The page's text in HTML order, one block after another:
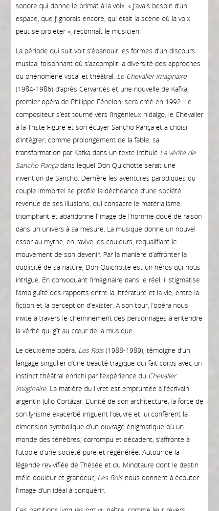
sonore qui donne le primat à la voix. « J’avais besoin d’un
espace, que j’ignorais encore, qui était la scène où la voix
peut se projeter », reconnaît le musicien.
La période qui suit voit s’épanouir les formes d’un discours
musical foisonnant où s’accomplit la diversité des approches
du phénomène vocal et théâtral. Le Chevalier imaginaire
(1984-1986) d’après Cervantès et une nouvelle de Kafka,
premier opéra de Philippe Fénelon, sera créé en 1992. Le
compositeur s’est tourné vers l’ingénieux hidalgo, le Chevalier
à la Triste Figure et son écuyer Sancho Pança et a choisi
d’intégrer, comme prolongement de la fable, sa
transformation par Kafka dans un texte intitulé La vérité de
Sancho Pançadans lequel Don Quichotte serait une
invention de Sancho. Derrière les aventures parodiques du
couple immortel se profile la déchéance d’une société
revenue de ses illusions, qui consacre le matérialisme
triomphant et abandonne l’image de l’homme doué de raison
dans un univers à sa mesure. La musique donne un nouvel
essor au mythe, en ravive les couleurs, requalifiant le
mouvement de son devenir. Par la manière d’affronter la
duplicité de sa nature, Don Quichotte est un héros qui nous
intrigue. En convoquant l’imaginaire dans le réel, il stigmatise
l’ambiguïté des rapports entre la littérature et la vie, entre la
fiction et la perception d’exister. A son tour, l’opéra nous
invite à travers le cheminement des personnages à entendre
la vérité qui gît au cœur de la musique.
Le deuxième opéra, Les Rois(1988-1989), témoigne d’un
langage singulier d’une beauté tragique qui fait corps avec un
instinct théâtral enrichi par l’expérience du Chevalier
imaginaire. La matière du livret est empruntée à l’écrivain
argentin Julio Cortázar. L’unité de son architecture, la force de
son lyrisme exacerbé irriguent l’œuvre et lui confèrent la
dimension symbolique d’un ouvrage énigmatique où un
monde des ténèbres, corrompu et décadent, s’affronte à
l’utopie d’une société pure et régénérée. Autour de la
légende revivifiée de Thésée et du Minotaure dont le destin
mêle douleur et grandeur, Les Roisnous donnent à écouter
l’image d’un idéal à conquérir.